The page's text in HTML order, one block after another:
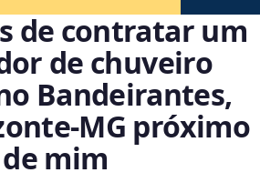
de contratar um
de chuveiro
Bandeirantes,
próximo
de mim